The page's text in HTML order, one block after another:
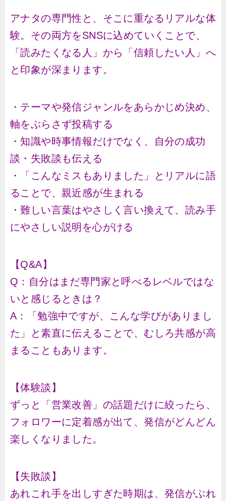
アナタの専門性と、そこに重なるリアルな体
験。その両方をSNSに込めていくことで、
「読みたくなる人」から「信頼したい人」へ
と印象が深まります。
・テーマや発信ジャンルをあらかじめ決め、
軸をぶらさず投稿する
・知識や時事情報だけでなく、自分の成功
談・失敗談も伝える
・「こんなミスもありました」とリアルに語
ることで、親近感が生まれる
・難しい言葉はやさしく言い換えて、読み手
にやさしい説明を心がける
【Q&A】
Q：自分はまだ専門家と呼べるレベルではな
いと感じるときは？
A：「勉強中ですが、こんな学びがありまし
た」と素直に伝えることで、むしろ共感が高
まることもあります。
【体験談】
ずっと「営業改善」の話題だけに絞ったら、
フォロワーに定着感が出て、発信がどんどん
楽しくなりました。
【失敗談】
あれこれ手を出しすぎた時期は、発信がぶれ